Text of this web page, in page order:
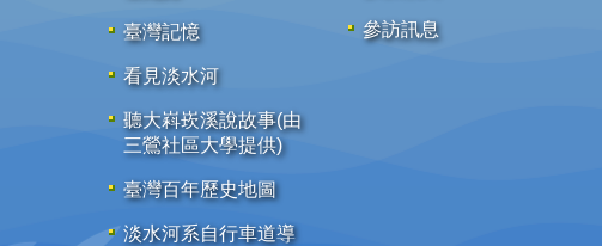
臺灣記憶
看見淡水河
聽大嵙崁溪說故事(由
三鶯社區大學提供)
臺灣百年歷史地圖
淡水河系自行車道導
參訪訊息